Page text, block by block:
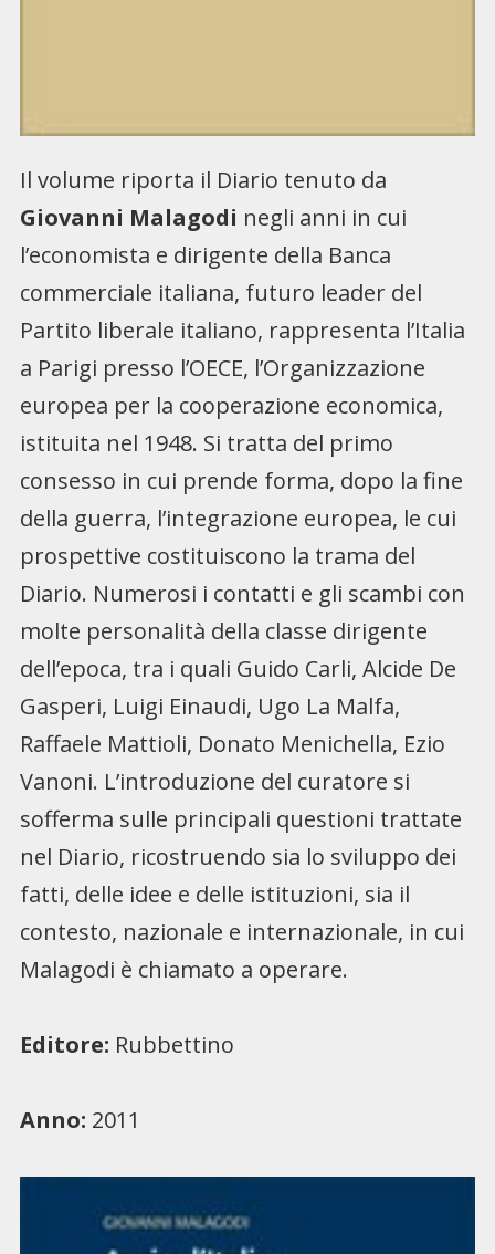
Il volume riporta il Diario tenuto da
Giovanni Malagodi negli anni in cui
l’economista e dirigente della Banca
commerciale italiana, futuro leader del
Partito liberale italiano, rappresenta l’Italia
a Parigi presso l’OECE, l’Organizzazione
europea per la cooperazione economica,
istituita nel 1948. Si tratta del primo
consesso in cui prende forma, dopo la fine
della guerra, l’integrazione europea, le cui
prospettive costituiscono la trama del
Diario. Numerosi i contatti e gli scambi con
molte personalità della classe dirigente
dell’epoca, tra i quali Guido Carli, Alcide De
Gasperi, Luigi Einaudi, Ugo La Malfa,
Raffaele Mattioli, Donato Menichella, Ezio
Vanoni. L’introduzione del curatore si
sofferma sulle principali questioni trattate
nel Diario, ricostruendo sia lo sviluppo dei
fatti, delle idee e delle istituzioni, sia il
contesto, nazionale e internazionale, in cui
Malagodi è chiamato a operare.
Editore: Rubbettino
Anno: 2011